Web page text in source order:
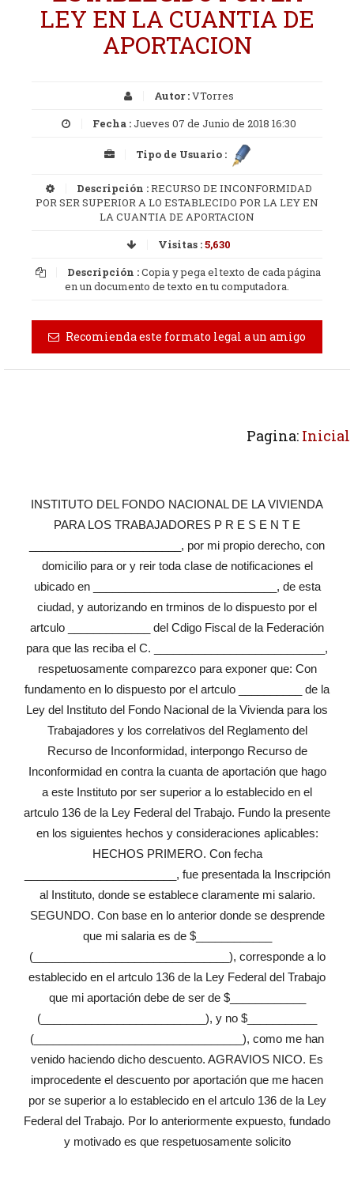
LEY EN LA CUANTIA DE
APORTACION
Autor :VTorres
Fecha :Jueves 07 de Junio de 2018 16:30
Tipo de Usuario :
Descripción :RECURSO DE INCONFORMIDAD
POR SER SUPERIOR A LO ESTABLECIDO POR LA LEY EN
LA CUANTIA DE APORTACION
Visitas :5,630
Descripción :Copia y pega el texto de cada página
en un documento de texto en tu computadora.
Recomienda este formato legal a un amigo
Pagina: Inicial
INSTITUTO DEL FONDO NACIONAL DE LA VIVIENDA
PARA LOS TRABAJADORES P R E S E N T E
________________________, por mi propio derecho, con
domicilio para or y reir toda clase de notificaciones el
ubicado en _____________________________, de esta
ciudad, y autorizando en trminos de lo dispuesto por el
artculo _____________ del Cdigo Fiscal de la Federación
para que las reciba el C. ___________________________,
respetuosamente comparezco para exponer que: Con
fundamento en lo dispuesto por el artculo __________ de la
Ley del Instituto del Fondo Nacional de la Vivienda para los
Trabajadores y los correlativos del Reglamento del
Recurso de Inconformidad, interpongo Recurso de
Inconformidad en contra la cuanta de aportación que hago
a este Instituto por ser superior a lo establecido en el
artculo 136 de la Ley Federal del Trabajo. Fundo la presente
en los siguientes hechos y consideraciones aplicables:
HECHOS PRIMERO. Con fecha
________________________, fue presentada la Inscripción
al Instituto, donde se establece claramente mi salario.
SEGUNDO. Con base en lo anterior donde se desprende
que mi salaria es de $____________
(_______________________________), corresponde a lo
establecido en el artculo 136 de la Ley Federal del Trabajo
que mi aportación debe de ser de $____________
(__________________________), y no $___________
(_________________________________), como me han
venido haciendo dicho descuento. AGRAVIOS NICO. Es
improcedente el descuento por aportación que me hacen
por se superior a lo establecido en el artculo 136 de la Ley
Federal del Trabajo. Por lo anteriormente expuesto, fundado
y motivado es que respetuosamente solicito